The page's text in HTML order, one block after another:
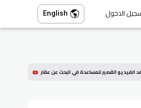
الدخول English
الفيديو القصير للمساعدة في البحث عن عقار